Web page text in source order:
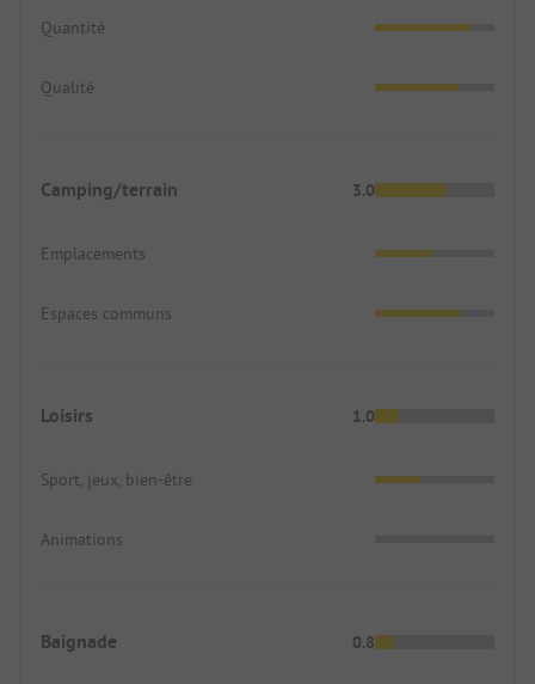
Quantité
Qualité
Camping/terrain 3.0
Emplacements
Espaces communs
Loisirs 1.0
Sport, jeux, bien-être
Animations
Baignade 0.8